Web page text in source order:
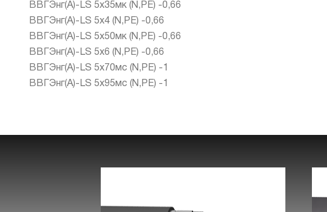
ВВГЭнг(А)-LS 5х35мк (N,PE) -0,66
ВВГЭнг(А)-LS 5х4 (N,PE) -0,66
ВВГЭнг(А)-LS 5х50мк (N,PE) -0,66
ВВГЭнг(А)-LS 5х6 (N,PE) -0,66
ВВГЭнг(А)-LS 5х70мс (N,PE) -1
ВВГЭнг(А)-LS 5х95мс (N,PE) -1